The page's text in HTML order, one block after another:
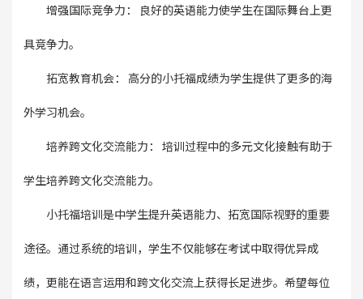
增强国际竞争力： 良好的英语能力使学生在国际舞台上更
具竞争力。
拓宽教育机会： 高分的小托福成绩为学生提供了更多的海
外学习机会。
培养跨文化交流能力： 培训过程中的多元文化接触有助于
学生培养跨文化交流能力。
小托福培训是中学生提升英语能力、拓宽国际视野的重要
途径。通过系统的培训，学生不仅能够在考试中取得优异成
绩，更能在语言运用和跨文化交流上获得长足进步。希望每位